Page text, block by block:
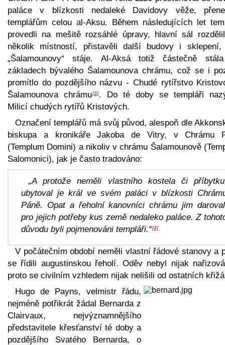
paláce v blízkosti nedaleké Davidovy věže,
templářům celou al-Aksu. Během následujících let
provedli na mešitě rozsáhlé úpravy, hlavní sál
několik místností, přistavěli další budovy i sklepení,
„Šalamounovy“ stáje. Al-Aksá totiž částečně
základech bývalého Šalamounova chrámu, což se i
promítlo do pozdějšího názvu - Chudé rytířstvo
Šalamounova chrámu[3]. Do té doby se templáři
Milicí chudých rytířů Kristových.
Označení templářů má svůj původ, alespoň dle
biskupa a kronikáře Jakoba de Vitry, v Chrámu
(Templum Domini) a nikoliv v chrámu Šalamounově
Salomonici), jak je často tradováno:
„A protože neměli vlastního kostela či
ubytoval je král ve svém paláci v blízkosti
Páně. Opat a řeholní kanovníci chrámu jim
pro jejich potřeby kus země nedaleko paláce. Z
důvodu byli pojmenováni templáři.“[4]
V počátečním období neměli vlastní řádové stanovy a
se řídili augustinskou řeholí. Oděv nebyl nijak
proto se civilním vzhledem nijak nelišili od ostatních
Hugo de Payns, velmistr řádu,
nejméně potřikrát žádal Bernarda z
Clairvaux, nejvýznamnějšího
představitele křesťanství té doby a
pozdějšího Svatého Bernarda, o